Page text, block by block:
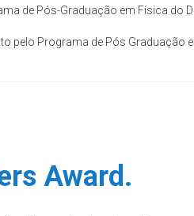
de Pós-Graduação em Física do
Programa de Pós Graduação
Award.